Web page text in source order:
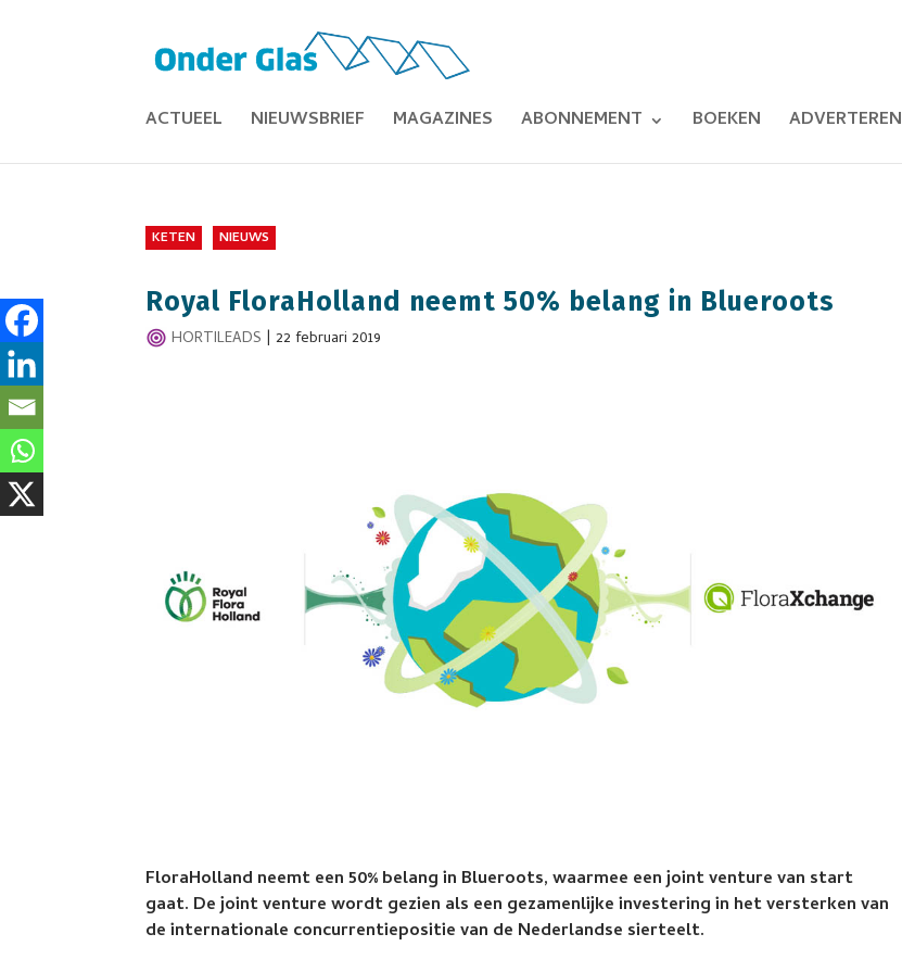
ACTUEEL NIEUWSBRIEF MAGAZINES ABONNEMENT BOEKEN ADVERTEREN
KETEN NIEUWS
Royal FloraHolland neemt 50% belang in Blueroots
HORTILEADS |22 februari 2019
FloraHolland neemt een 50% belang in Blueroots, waarmee een joint venture van start
gaat. De joint venture wordt gezien als een gezamenlijke investering in het versterken van
de internationale concurrentiepositie van de Nederlandse sierteelt.